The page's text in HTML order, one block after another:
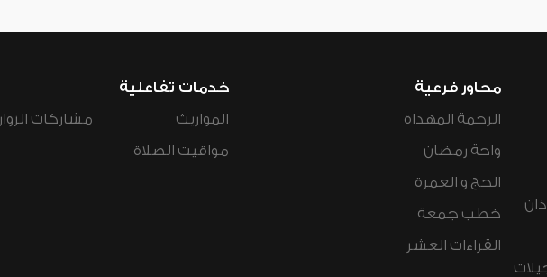
محاور فرعية
الرحمة المهداة
واحة رمضان
الحج و العمرة
خطب جمعة
القراءات العشر
خدمات تفاعلية
المواريث
مواقيت الصلاة
مشاركات الزوار